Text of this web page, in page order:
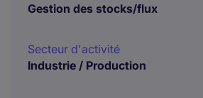
Gestion des stocks/flux
Secteur d'activité
Industrie / Production